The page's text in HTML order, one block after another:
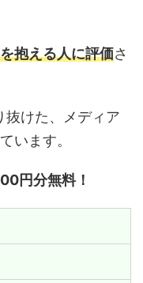
抱える人に評価さ
抜けた、メディア
います。
円分無料！